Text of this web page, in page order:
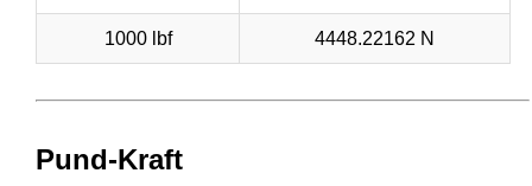
1000 lbf 4448.22162 N
Pund-Kraft